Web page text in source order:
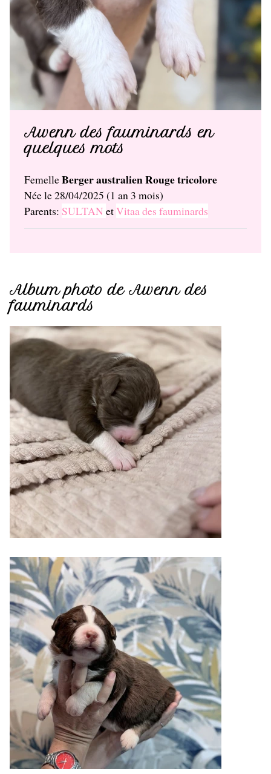
Awenn des fauminards en
quelques mots
FemelleBerger australien Rouge tricolore
Née le 28/04/2025 (1 an 3 mois)
Parents: SULTAN etVitaa des fauminards
Album photo de Awenn des
fauminards